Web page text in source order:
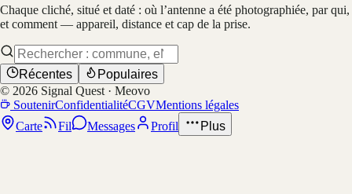
Chaque cliché, situé et daté : où l’antenne a été photographiée, par qui,
et comment — appareil, distance et cap de la prise.
Récentes
Populaires
© 2026 Signal Quest · Meovo
SoutenirConfidentialitéCGVMentions légales
Carte
Fil Messages Profil Plus